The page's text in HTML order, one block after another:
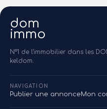
dom
immo
N°1 de l'immobilier dans les
keldom.
NAVIGATION
Publier une annonceMon